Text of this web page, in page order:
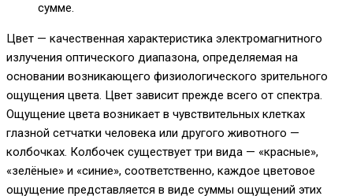
сумме.
Цвет — качественная характеристика электромагнитного
излучения оптического диапазона, определяемая на
основании возникающего физиологического зрительного
ощущения цвета. Цвет зависит прежде всего от спектра.
Ощущение цвета возникает в чувствительных клетках
глазной сетчатки человека или другого животного —
колбочках. Колбочек существует три вида — «красные»,
«зелёные» и «синие», соответственно, каждое цветовое
ощущение представляется в виде суммы ощущений этих